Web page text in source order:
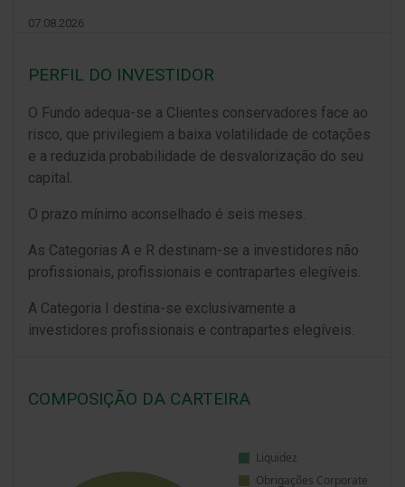
07.08.2026
PERFIL DO INVESTIDOR
O Fundo adequa-se a Clientes conservadores face ao
risco, que privilegiem a baixa volatilidade de cotações
e a reduzida probabilidade de desvalorização do seu
capital.
O prazo mínimo aconselhado é seis meses.
As Categorias A e R destinam-se a investidores não
profissionais, profissionais e contrapartes elegíveis.
A Categoria I destina-se exclusivamente a
investidores profissionais e contrapartes elegíveis.
COMPOSIÇÃO DA CARTEIRA